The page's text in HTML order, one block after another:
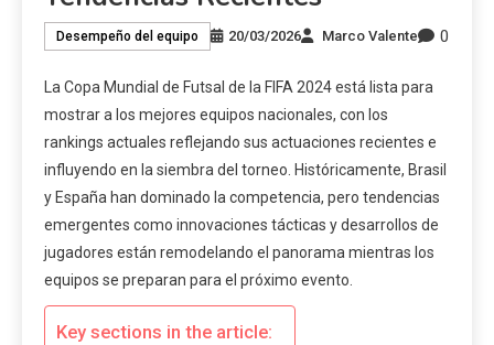
Desempeño del equipo 20/03/2026 Marco Valente 0
La Copa Mundial de Futsal de la FIFA 2024 está lista para
mostrar a los mejores equipos nacionales, con los
rankings actuales reflejando sus actuaciones recientes e
influyendo en la siembra del torneo. Históricamente, Brasil
y España han dominado la competencia, pero tendencias
emergentes como innovaciones tácticas y desarrollos de
jugadores están remodelando el panorama mientras los
equipos se preparan para el próximo evento.
Key sections in the article: